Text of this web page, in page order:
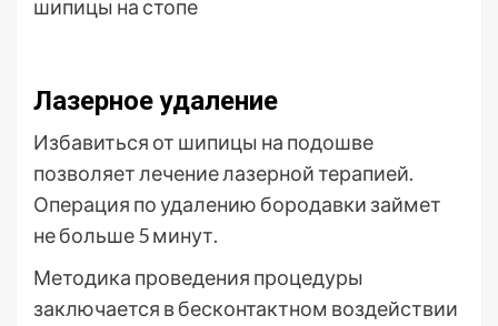
Лазерное удаление
Избавиться от шипицы на подошве
позволяет лечение лазерной терапией.
Операция по удалению бородавки займет
не больше 5 минут.
Методика проведения процедуры
заключается в бесконтактном воздействии